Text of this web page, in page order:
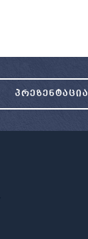
ᲞᲠᲔᲖᲔᲜᲢᲐᲪᲘᲐ